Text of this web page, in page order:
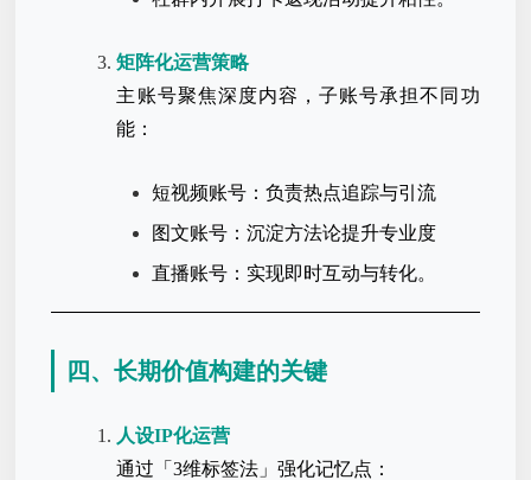
矩阵化运营策略
主账号聚焦深度内容，子账号承担不同功
能：
短视频账号：负责热点追踪与引流
图文账号：沉淀方法论提升专业度
直播账号：实现即时互动与转化。
四、长期价值构建的关键
人设IP化运营
通过「3维标签法」强化记忆点：